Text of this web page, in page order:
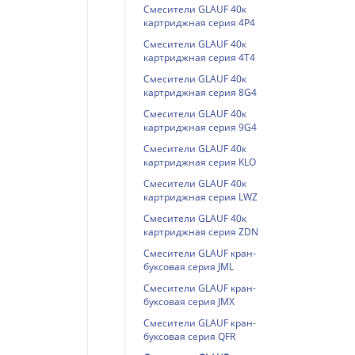
Смесители GLAUF 40к
картриджная серия 4P4
Смесители GLAUF 40к
картриджная серия 4T4
Смесители GLAUF 40к
картриджная серия 8G4
Смесители GLAUF 40к
картриджная серия 9G4
Смесители GLAUF 40к
картриджная серия KLO
Смесители GLAUF 40к
картриджная серия LWZ
Смесители GLAUF 40к
картриджная серия ZDN
Смесители GLAUF кран-
буксовая серия JML
Смесители GLAUF кран-
буксовая серия JMX
Смесители GLAUF кран-
буксовая серия QFR